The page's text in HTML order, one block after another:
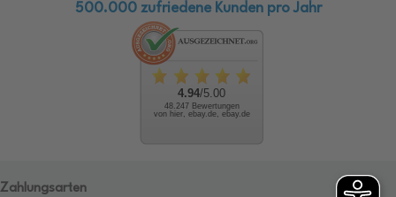
500.000 zufriedene Kunden pro Jahr
4.94/5.00
48.247 Bewertungen
von hier, ebay.de, ebay.de
Zahlungsarten